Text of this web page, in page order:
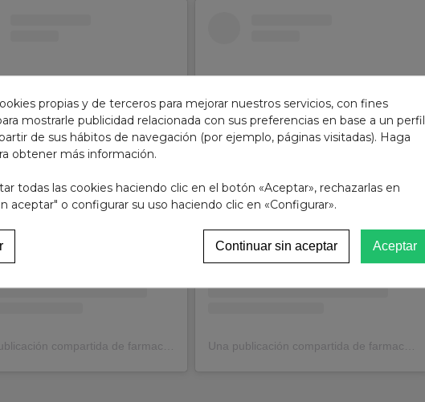
publicación en Instagram Ver esta publicación en Instagram
propias y de terceros para mejorar nuestros servicios, con fines
mostrarle publicidad relacionada con sus preferencias en base a un perfil
de sus hábitos de navegación (por ejemplo, páginas visitadas). Haga
obtener más información.
todas las cookies haciendo clic en el botón «Aceptar», rechazarlas en
aceptar" o configurar su uso haciendo clic en «Configurar».
Aceptar
Continuar sin aceptar